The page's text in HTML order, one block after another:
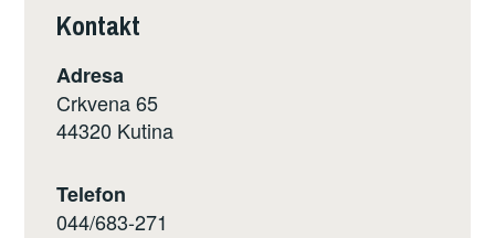
Kontakt
Adresa
Crkvena 65
44320 Kutina
Telefon
044/683-271